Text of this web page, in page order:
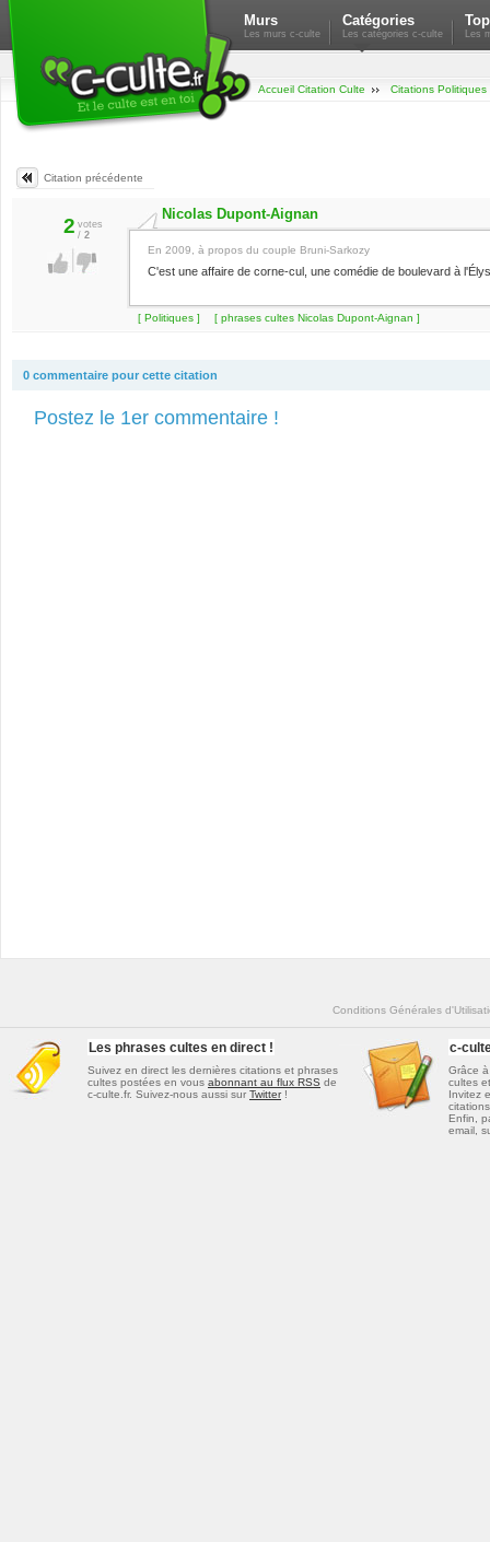
Murs
Les murs c-culte
Catégories
Les catégories c-culte Les
Accueil Citation Culte Citations Politiques
Citation précédente
2 votes
/ 2
Nicolas Dupont-Aignan
En 2009, à propos du couple Bruni-Sarkozy
C'est une affaire de corne-cul, une comédie de boulevard à
[ Politiques ] [ phrases cultes Nicolas Dupont-Aignan ]
0 commentaire pour cette citation
Postez le 1er commentaire !
Conditions Générales
Les phrases cultes en direct !
Suivez en direct les dernières citations et phrases
cultes postées en vous abonnant au flux RSS de
c-culte.fr. Suivez-nous aussi sur Twitter!
c-
Grâce
cultes
Invitez
citations
Enfin,
email,